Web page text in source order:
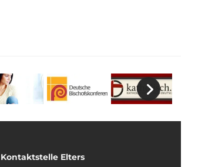
Kontaktstelle Elters